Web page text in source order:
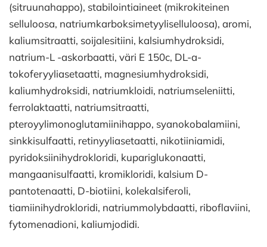
(sitruunahappo), stabilointiaineet (mikrokiteinen
selluloosa, natriumkarboksimetyyliselluloosa), aromi,
kaliumsitraatti, soijalesitiini, kalsiumhydroksidi,
natrium-L -askorbaatti, väri E 150c, DL-a-
tokoferyyliasetaatti, magnesiumhydroksidi,
kaliumhydroksidi, natriumkloidi, natriumseleniitti,
ferrolaktaatti, natriumsitraatti,
pteroyylimonoglutamiinihappo, syanokobalamiini,
sinkkisulfaatti, retinyyliasetaatti, nikotiiniamidi,
pyridoksiinihydrokloridi, kupariglukonaatti,
mangaanisulfaatti, kromikloridi, kalsium D-
pantotenaatti, D-biotiini, kolekalsiferoli,
tiamiinihydrokloridi, natriummolybdaatti, riboflaviini,
fytomenadioni, kaliumjodidi.